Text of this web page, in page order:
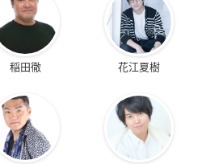
稲田徹 花江夏樹